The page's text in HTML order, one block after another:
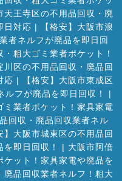
天王寺区の不用品回収・廃
日対応 |
【格安】大阪市浪
者ネルフが廃品を即日回
粗大ゴミ業者ポケット！
川区の不用品回収・廃品回
応 |
【格安】大阪市東成区
フが廃品を即日回収！
|
ミ業者ポケット！家具家電
回収・廃品回収業者ネル
】大阪市城東区の不用品回
即日回収！
| 大阪市阿倍
ット！家具家電や廃品を
廃品回収業者ネルフ！粗大